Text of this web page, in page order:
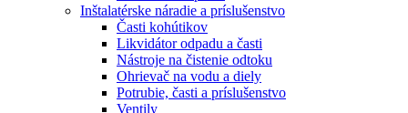
Inštalatérske náradie a príslušenstvo
Časti kohútikov
Likvidátor odpadu a časti
Nástroje na čistenie odtoku
Ohrievač na vodu a diely
Potrubie, časti a príslušenstvo
Ventily